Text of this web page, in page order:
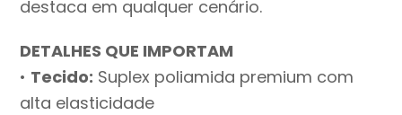
destaca em qualquer cenário.
DETALHES QUE IMPORTAM
• Tecido: Suplex poliamida premium com
alta elasticidade